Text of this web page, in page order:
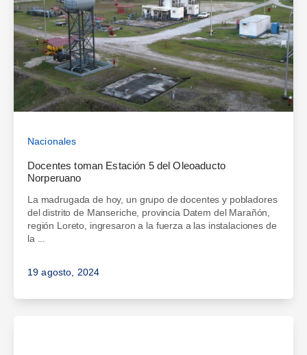
Nacionales
Docentes toman Estación 5 del Oleoaducto
Norperuano
La madrugada de hoy, un grupo de docentes y pobladores
del distrito de Manseriche, provincia Datem del Marañón,
región Loreto, ingresaron a la fuerza a las instalaciones de
la ...
19 agosto, 2024